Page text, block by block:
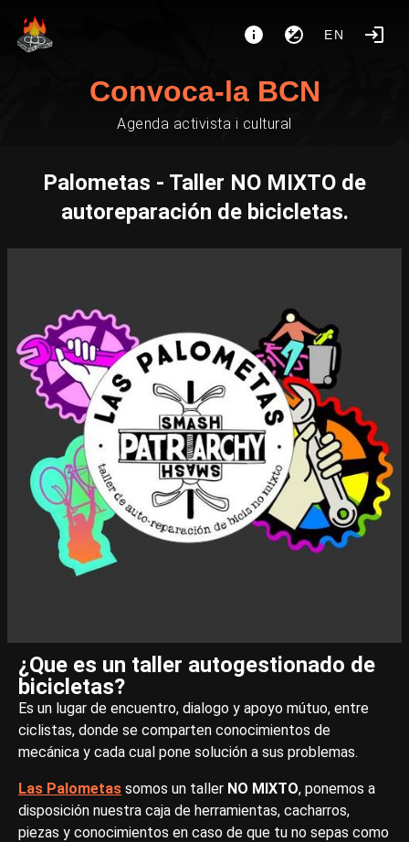
EN
Convoca-la BCN
Agenda activista i cultural
Palometas - Taller NO MIXTO de
autoreparación de bicicletas.
¿Que es un taller autogestionado de
bicicletas?
Es un lugar de encuentro, dialogo y apoyo mútuo, entre
ciclistas, donde se comparten conocimientos de
mecánica y cada cual pone solución a sus problemas.
Las Palometas somos un taller NO MIXTO, ponemos a
disposición nuestra caja de herramientas, cacharros,
piezas y conocimientos en caso de que tu no sepas como